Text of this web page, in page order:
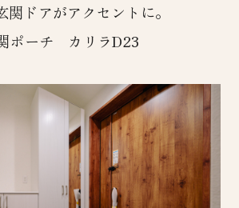
関ドアがアクセントに。
ポーチ カリラD23